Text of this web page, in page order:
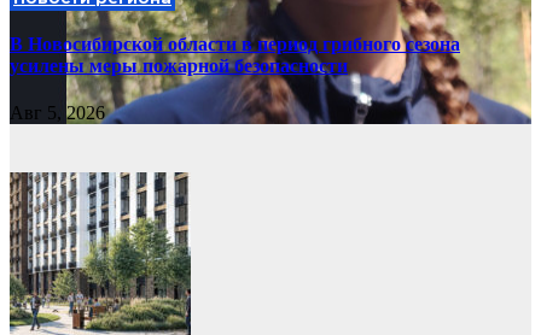
В Новосибирской области в период грибного сезона
усилены меры пожарной безопасности
Авг 5, 2026